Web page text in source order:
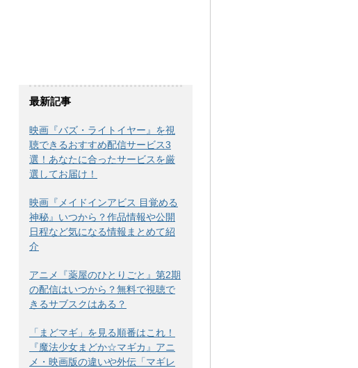
最新記事
映画『バズ・ライトイヤー』を視
聴できるおすすめ配信サービス3
選！あなたに合ったサービスを厳
選してお届け！
映画『メイドインアビス 目覚める
神秘』いつから？作品情報や公開
日程など気になる情報まとめて紹
介
アニメ『薬屋のひとりごと』第2期
の配信はいつから？無料で視聴で
きるサブスクはある？
「まどマギ」を見る順番はこれ！
『魔法少女まどか☆マギカ』アニ
メ・映画版の違いや外伝「マギレ